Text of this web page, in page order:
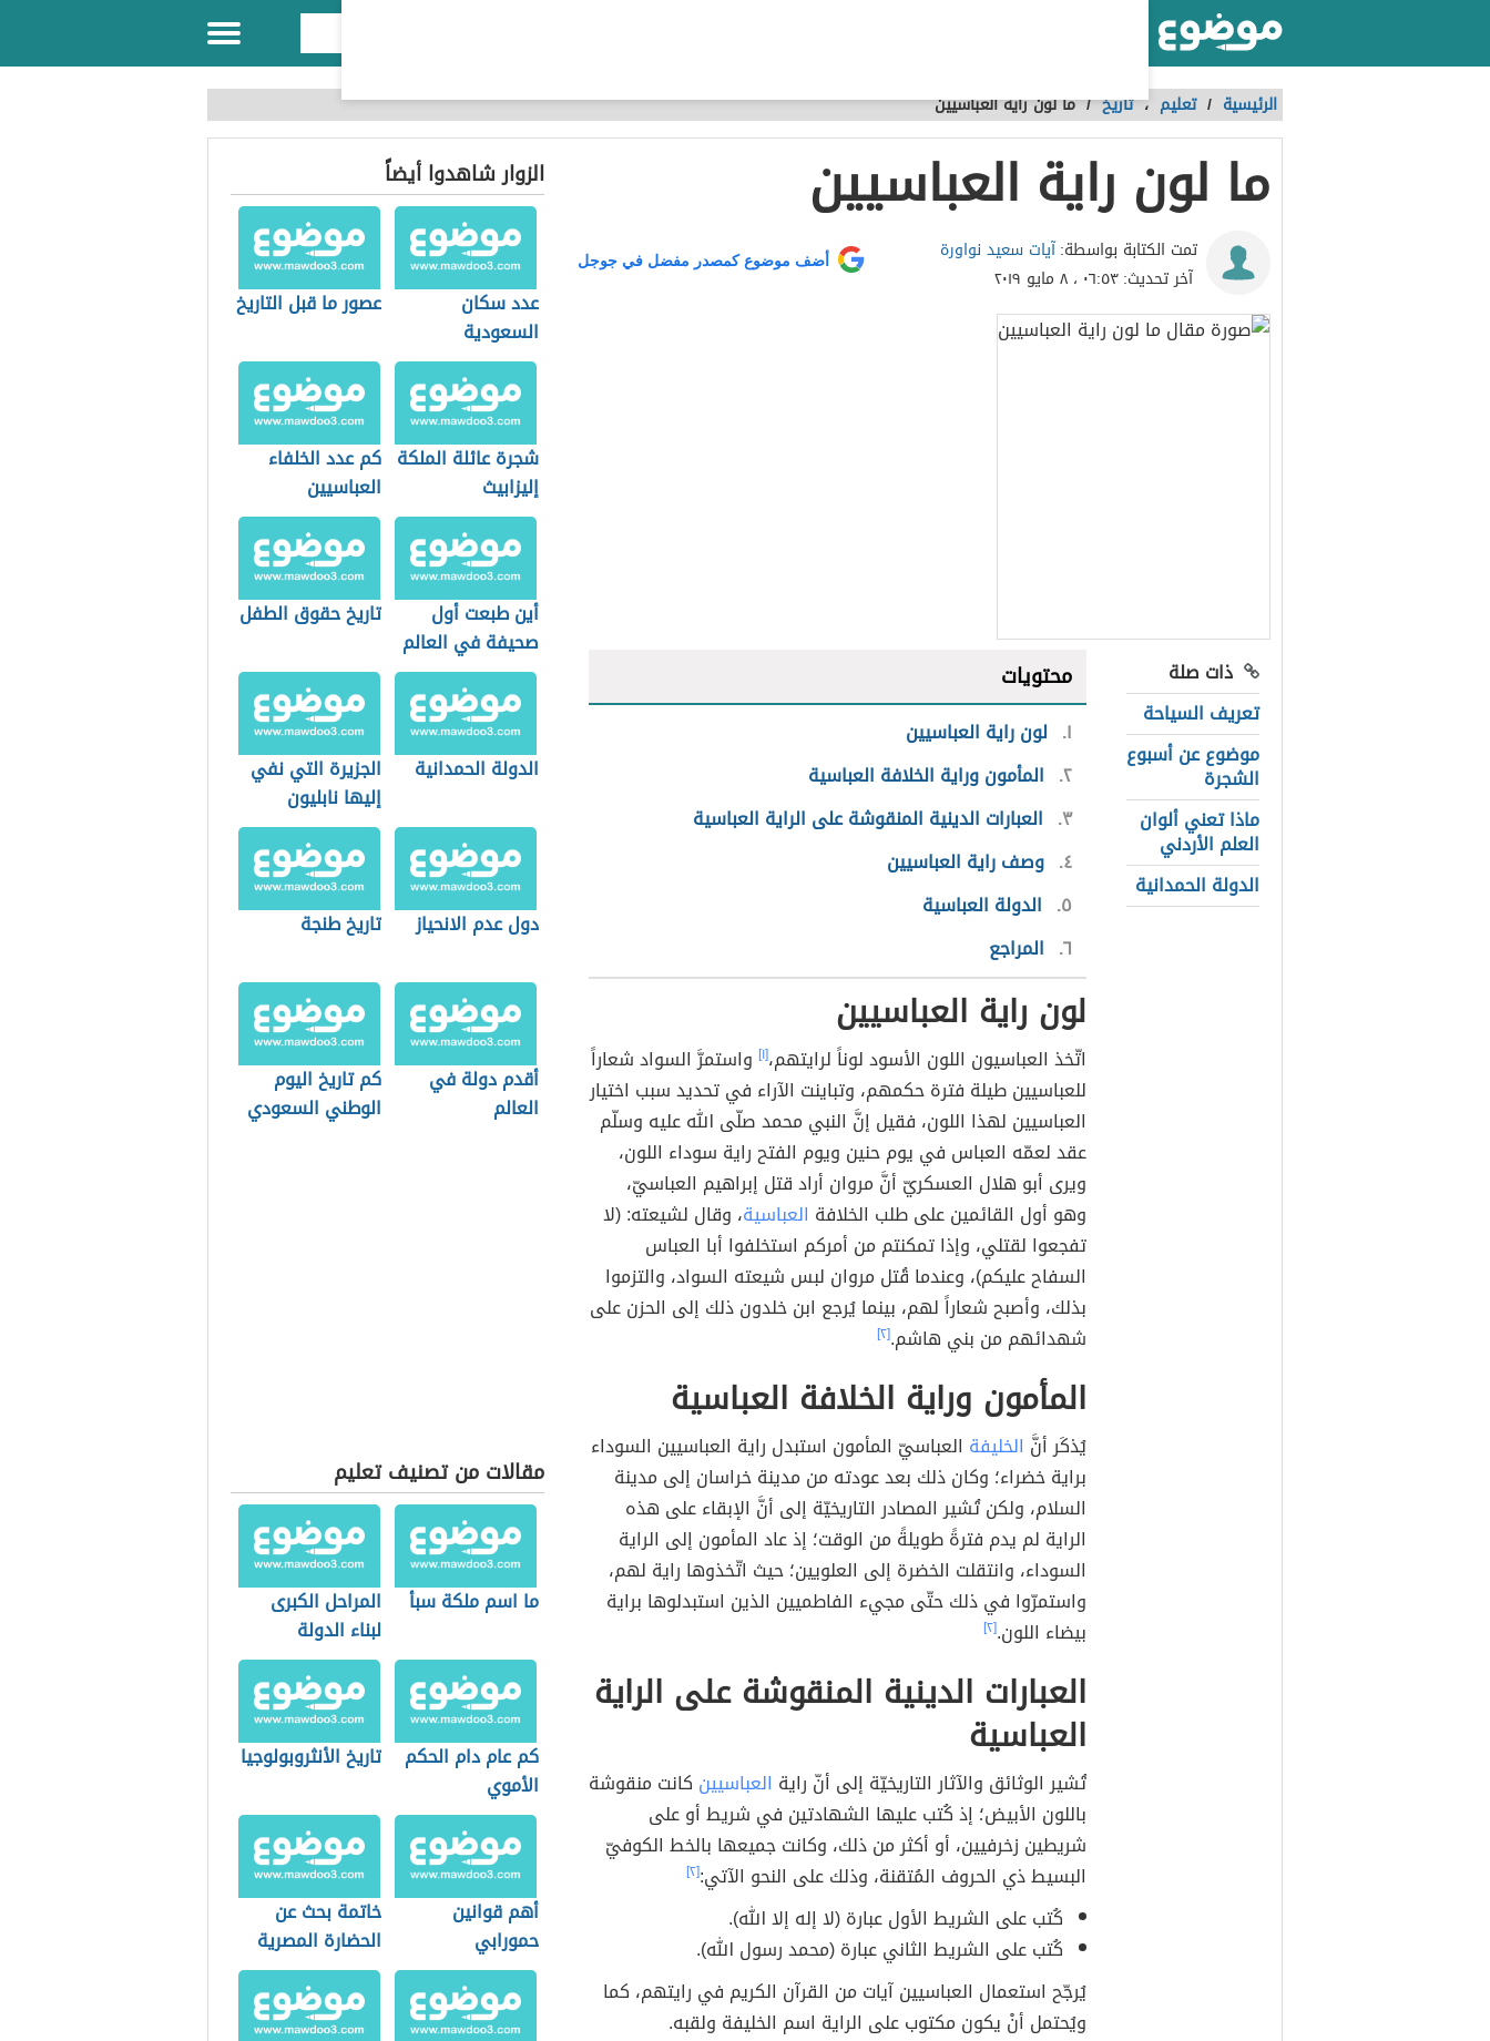
الرئيسية / تعليم ،تاريخ /ما لون راية العباسيين
ما لون راية العباسيين
تمت الكتابة بواسطة:آيات سعيد نواورة
آخر تحديث:٠٦:٥٣ ، ٨ مايو ٢٠١٩
أضف موضوع كمصدر مفضل في جوجل
ذات صلة
تعريف السياحة
موضوع عن أسبوع
الشجرة
ماذا تعني ألوان
العلم الأردني
الدولة الحمدانية
محتويات
١ لون راية العباسيين
٢ المأمون وراية الخلافة العباسية
٣ العبارات الدينية المنقوشة على الراية العباسية
٤ وصف راية العباسيين
٥ الدولة العباسية
٦ المراجع
لون راية العباسيين
اتّخذ العباسيون اللون الأسود لوناً لرايتهم،[١] واستمرَّ السواد شعاراً
للعباسيين طيلة فترة حكمهم، وتباينت الآراء في تحديد سبب اختيار
العباسيين لهذا اللون، فقيل إنَّ النبي محمد صلّى الله عليه وسلّم
عقد لعمّه العباس في يوم حنين ويوم الفتح راية سوداء اللون،
ويرى أبو هلال العسكريّ أنَّ مروان أراد قتل إبراهيم العباسيّ،
وهو أول القائمين على طلب الخلافة العباسية، وقال لشيعته: (لا
تفجعوا لقتلي، وإذا تمكنتم من أمركم استخلفوا أبا العباس
السفاح عليكم)، وعندما قُتل مروان لبس شيعته السواد، والتزموا
بذلك، وأصبح شعاراً لهم، بينما يُرجع ابن خلدون ذلك إلى الحزن على
شهدائهم من بني هاشم.[٢]
المأمون وراية الخلافة العباسية
يُذكَر أنَّ الخليفة العباسيّ المأمون استبدل راية العباسيين السوداء
براية خضراء؛ وكان ذلك بعد عودته من مدينة خراسان إلى مدينة
السلام، ولكن تُشير المصادر التاريخيّة إلى أنَّ الإبقاء على هذه
الراية لم يدم فترةً طويلةً من الوقت؛ إذ عاد المأمون إلى الراية
السوداء، وانتقلت الخضرة إلى العلويين؛ حيث اتّخذوها راية لهم،
واستمرّوا في ذلك حتّى مجيء الفاطميين الذين استبدلوها براية
بيضاء اللون.[٢]
العبارات الدينية المنقوشة على الراية
العباسية
تُشير الوثائق والآثار التاريخيّة إلى أنّ راية العباسيين كانت منقوشة
باللون الأبيض؛ إذ كُتب عليها الشهادتين في شريط أو على
شريطين زخرفيين، أو أكثر من ذلك، وكانت جميعها بالخط الكوفيّ
البسيط ذي الحروف المُتقنة، وذلك على النحو الآتي:[٢]
كُتب على الشريط الأول عبارة (لا إله إلا الله).
كُتب على الشريط الثاني عبارة (محمد رسول الله).
يُرجّح استعمال العباسيين آيات من القرآن الكريم في رايتهم، كما
ويُحتمل أنْ يكون مكتوب على الراية اسم الخليفة ولقبه.
الزوار شاهدوا أيضاً
عدد سكان
السعودية
عصور ما قبل التاريخ
شجرة عائلة الملكة
إليزابيث
كم عدد الخلفاء
العباسيين
أين طبعت أول
صحيفة في العالم
تاريخ حقوق الطفل
الدولة الحمدانية
الجزيرة التي نفي
إليها نابليون
دول عدم الانحياز تاريخ طنجة
أقدم دولة في
العالم
كم تاريخ اليوم
الوطني السعودي
مقالات من تصنيف تعليم
ما اسم ملكة سبأ
المراحل الكبرى
لبناء الدولة
المغربية الحديثة
كم عام دام الحكم
الأموي
تاريخ الأنثروبولوجيا
أهم قوانين
حمورابي
خاتمة بحث عن
الحضارة المصرية
القديمة